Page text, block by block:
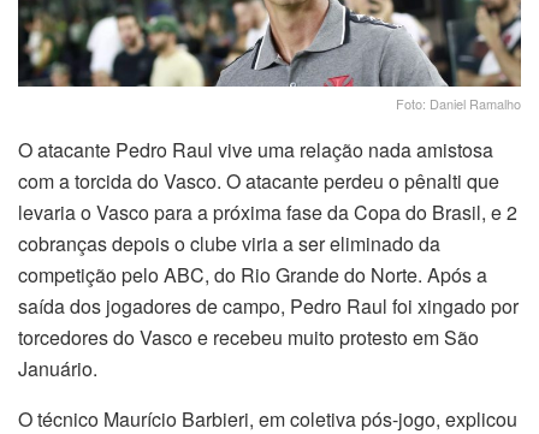
Foto: Daniel Ramalho
O atacante Pedro Raul vive uma relação nada amistosa
com a torcida do Vasco. O atacante perdeu o pênalti que
levaria o Vasco para a próxima fase da Copa do Brasil, e 2
cobranças depois o clube viria a ser eliminado da
competição pelo ABC, do Rio Grande do Norte. Após a
saída dos jogadores de campo, Pedro Raul foi xingado por
torcedores do Vasco e recebeu muito protesto em São
Januário.
O técnico Maurício Barbieri, em coletiva pós-jogo, explicou